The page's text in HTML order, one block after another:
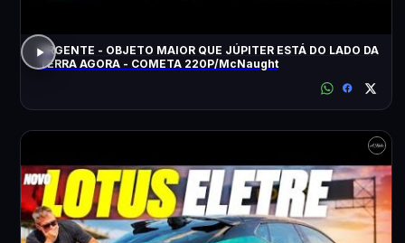
URGENTE - OBJETO MAIOR QUE JÚPITER ESTÁ DO LADO DA
TERRA AGORA - COMETA 220P/McNaught